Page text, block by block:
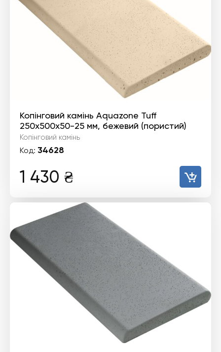
Копінговий камінь Aquazone Tuff
250x500x50-25 мм, бежевий (пористий)
Копінговий камінь
Код: 34628
1 430 ₴